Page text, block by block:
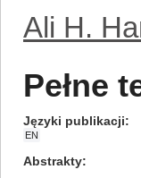
Ali H.
Pełne
Języki publikacji
EN
Abstrakty